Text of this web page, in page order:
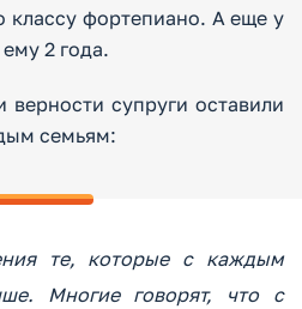
классу фортепиано. А еще у
ему 2 года.
супруги оставили
семьям:
те, которые с каждым
Многие говорят, что с